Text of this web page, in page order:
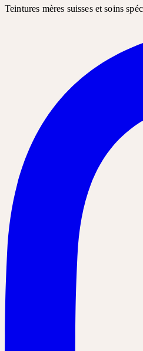
Teintures mères suisses et soins